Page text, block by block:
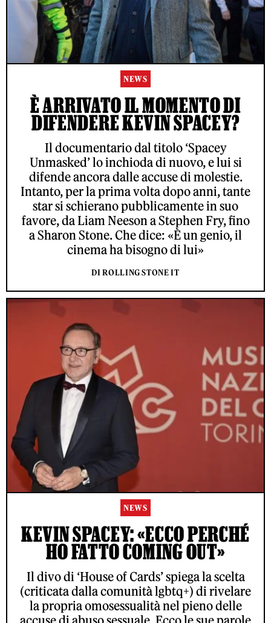
NEWS
È ARRIVATO IL MOMENTO DI
DIFENDERE KEVIN SPACEY?
Il documentario dal titolo ‘Spacey
Unmasked’ lo inchioda di nuovo, e lui si
difende ancora dalle accuse di molestie.
Intanto, per la prima volta dopo anni, tante
star si schierano pubblicamente in suo
favore, da Liam Neeson a Stephen Fry, fino
a Sharon Stone. Che dice: «È un genio, il
cinema ha bisogno di lui»
DI ROLLING STONE IT
NEWS
KEVIN SPACEY: «ECCO PERCHÉ
HO FATTO COMING OUT»
Il divo di ‘House of Cards’ spiega la scelta
(criticata dalla comunità lgbtq+) di rivelare
la propria omosessualità nel pieno delle